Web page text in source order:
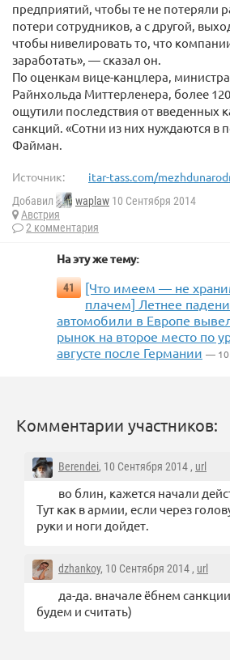
предприятий, чтобы те не потеряли
потери сотрудников, а с другой,
чтобы нивелировать то, что
заработать», — сказал он.
По оценкам вице-канцлера,
Райнхольда Миттерленера, более
ощутили последствия от введенных
санкций. «Сотни из них нуждаются в
Файман.
Источник: itar-tass.com/
Добавил waplaw 10 Сентября 2014
Австрия
2 комментария
На эту же тему:
41
[Что имеем — не
плачем] Летнее
автомобили в Европе
рынок на второе место по
августе после Германии — 10
Комментарии участников:
Berendei, 10 Сентября 2014 , url
во блин, кажется начали
Тут как в армии, если через
руки и ноги дойдет.
dzhankoy, 10 Сентября 2014 , url
да-да. вначале ёбнем
будем и считать)